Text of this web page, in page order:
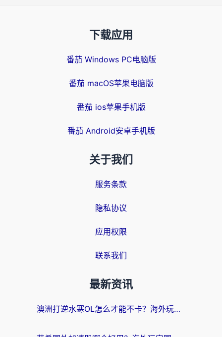
下载应用
番茄 Windows PC电脑版
番茄 macOS苹果电脑版
番茄 ios苹果手机版
番茄 Android安卓手机版
关于我们
服务条款
隐私协议
应用权限
联系我们
最新资讯
澳洲打逆水寒OL怎么才能不卡？海外玩家国服游戏加速终极指南（附梦幻模拟战地铁跑酷解决办法）